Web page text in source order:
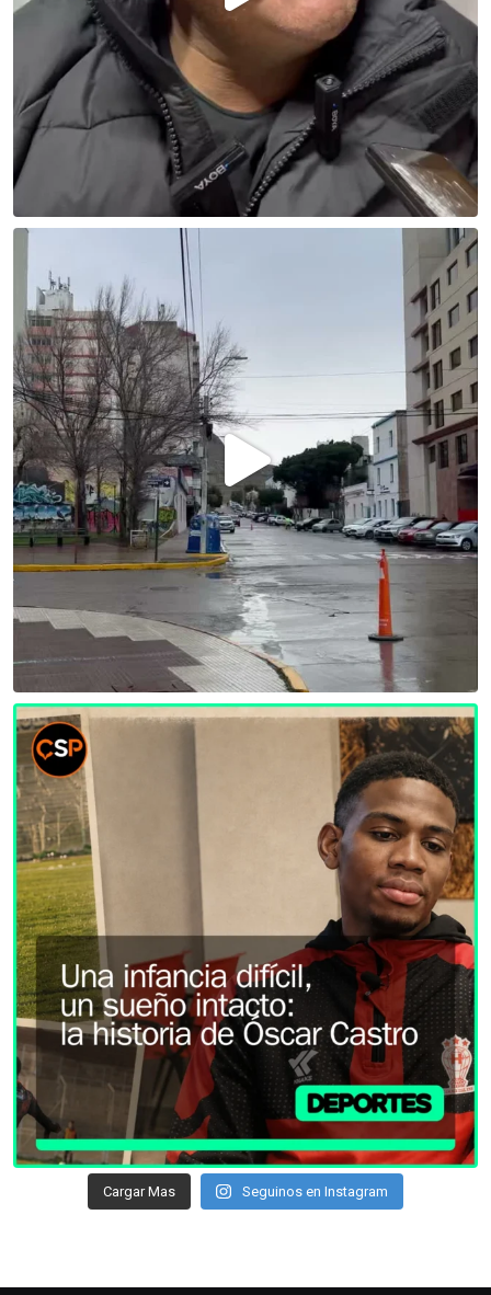
Cargar Mas Seguinos en Instagram